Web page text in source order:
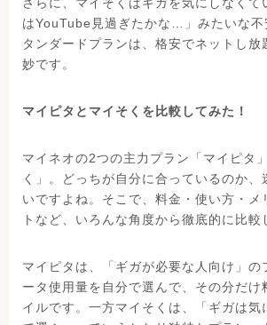
さらに、マイそくはギガを気にしなくて
はYouTube見過ぎたかな…」みたいな不
タンダードプランは、格安でネットし放
妙です。
マイピタとマイそくを比較してみた！
マイネオの2つの主力プラン「マイピタ
く」。どっちが自分に合っているのか、
いですよね。そこで、料金・使い方・メ
トなど、いろんな角度から徹底的に比較
マイピタは、「ギガが必要な人向け」の
ータ使用量を自分で選んで、その分だけ
イルです。一方マイそくは、「ギガは気